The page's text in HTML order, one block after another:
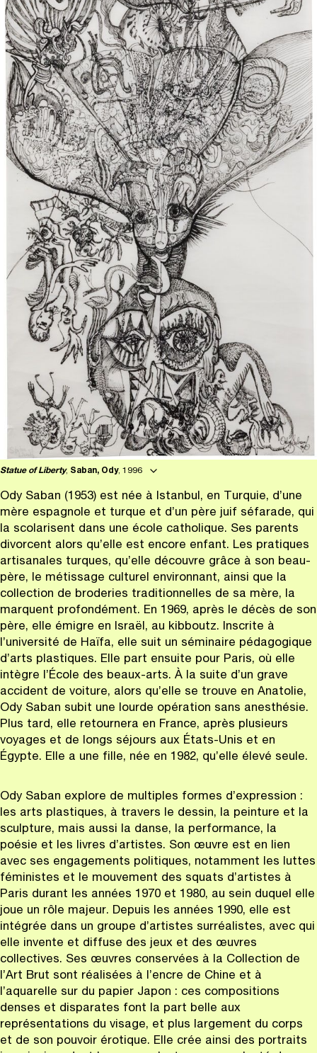
Statue of Liberty, Saban, Ody, 1996
Ody Saban (1953) est née à Istanbul, en Turquie, d’une
mère espagnole et turque et d’un père juif séfarade, qui
la scolarisent dans une école catholique. Ses parents
divorcent alors qu’elle est encore enfant. Les pratiques
artisanales turques, qu’elle découvre grâce à son beau-
père, le métissage culturel environnant, ainsi que la
collection de broderies traditionnelles de sa mère, la
marquent profondément. En 1969, après le décès de son
père, elle émigre en Israël, au kibboutz. Inscrite à
l’université de Haïfa, elle suit un séminaire pédagogique
d’arts plastiques. Elle part ensuite pour Paris, où elle
intègre l’École des beaux-arts. À la suite d’un grave
accident de voiture, alors qu’elle se trouve en Anatolie,
Ody Saban subit une lourde opération sans anesthésie.
Plus tard, elle retournera en France, après plusieurs
voyages et de longs séjours aux États-Unis et en
Égypte. Elle a une fille, née en 1982, qu’elle élevé seule.
Ody Saban explore de multiples formes d’expression :
les arts plastiques, à travers le dessin, la peinture et la
sculpture, mais aussi la danse, la performance, la
poésie et les livres d’artistes. Son œuvre est en lien
avec ses engagements politiques, notamment les luttes
féministes et le mouvement des squats d’artistes à
Paris durant les années 1970 et 1980, au sein duquel elle
joue un rôle majeur. Depuis les années 1990, elle est
intégrée dans un groupe d’artistes surréalistes, avec qui
elle invente et diffuse des jeux et des œuvres
collectives. Ses œuvres conservées à la Collection de
l’Art Brut sont réalisées à l’encre de Chine et à
l’aquarelle sur du papier Japon : ces compositions
denses et disparates font la part belle aux
représentations du visage, et plus largement du corps
et de son pouvoir érotique. Elle crée ainsi des portraits